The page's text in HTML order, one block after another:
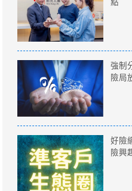
點
強制
險局
好險
險興